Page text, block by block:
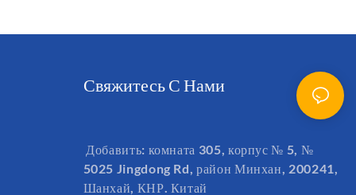
Свяжитесь С Нами
Добавить: комната 305, корпус № 5, №
5025 Jingdong Rd, район Минхан, 200241,
Шанхай, КНР. Китай